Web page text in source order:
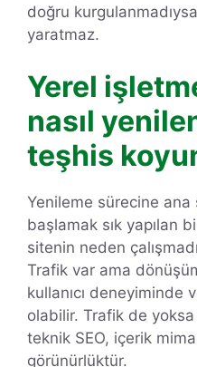
doğru
yaratmaz.
Yerel
nasıl
teşhis
Yenileme sürecine ana
başlamak sık yapılan
sitenin neden
Trafik var ama
kullanıcı deneyiminde
olabilir. Trafik de
teknik SEO, içerik
görünürlüktür.